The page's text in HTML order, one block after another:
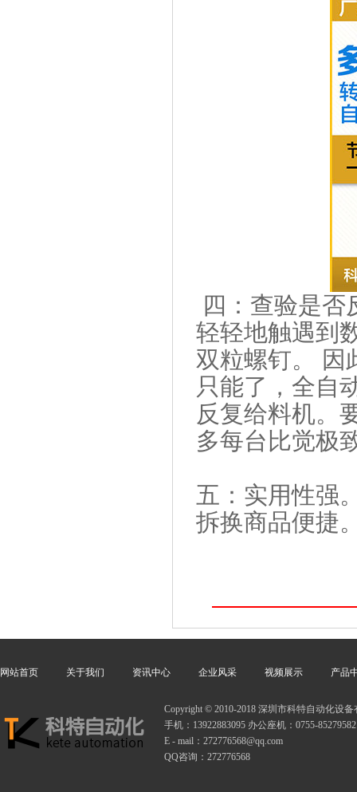
四：查验是否
轻轻地触遇到
双粒螺钉。 因
只能了，全自
反复给料机。
多每台比觉极
五：实用性强
拆换商品便捷
网站首页 关于我们 资讯中心 企业风采 视频展示 产品
Copyright © 2010-2018 深圳市科特自动化设
手机：13922883095 办公座机：0755-85279582
E - mail：272776568@qq.com
QQ咨询：272776568